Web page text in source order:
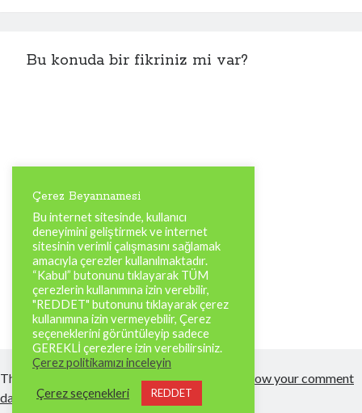
Bu konuda bir fikriniz mi var?
This site uses Akismet to reduce spam.
Learn how your comment
data is processed.
Çerez Beyannamesi
Bu internet sitesinde, kullanıcı
deneyimini geliştirmek ve internet
sitesinin verimli çalışmasını sağlamak
amacıyla çerezler kullanılmaktadır.
“Kabul” butonunu tıklayarak TÜM
çerezlerin kullanımına izin verebilir,
"REDDET" butonunu tıklayarak çerez
kullanımına izin vermeyebilir, Çerez
seçeneklerini görüntüleyip sadece
GEREKLİ çerezlere izin verebilirsiniz.
Çerez politikamızı inceleyin
Çerez seçenekleri REDDET